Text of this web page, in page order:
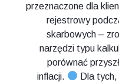
przeznaczone dla
rejestrowy
skarbowych –
narzędzi typu
porównać
inflacji.
Dla